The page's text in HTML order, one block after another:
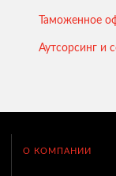
Таможенное
Аутсорсинг и
О КОМПАНИИ